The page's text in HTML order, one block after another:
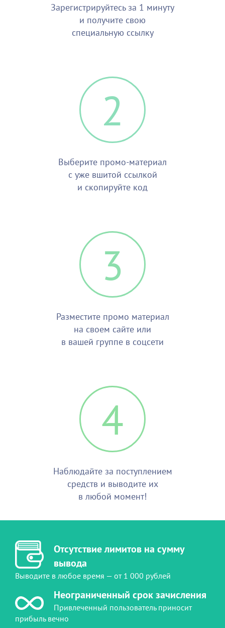
Зарегистрируйтесь за 1 минуту
и получите свою
специальную ссылку
2
Выберите промо-материал
с уже вшитой ссылкой
и скопируйте код
3
Разместите промо материал
на своем сайте или
в вашей группе в соцсети
4
Наблюдайте за поступлением
средств и выводите их
в любой момент!
Отсутствие лимитов на сумму
вывода
Выводите в любое время — от 1 000 рублей
Неограниченный срок зачисления
Привлеченный пользователь приносит
прибыль вечно